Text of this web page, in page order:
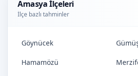
Amasya İlçeleri
İlçe bazlı tahminler
Göynücek
Hamamözü